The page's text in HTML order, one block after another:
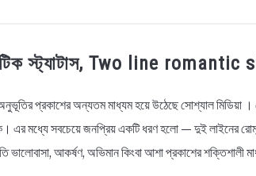
& LIFESTYLE BIOGRAPHY
BENGALI
স্ট্যাটাস, Two line
প্রকাশের অন্যতম মাধ্যম হয়ে উঠেছে সোশ্যাল মিডিয়া ।
এর মধ্যে সবচেয়ে জনপ্রিয় একটি ধরণ হলো — দুই লাইনের
ভালোবাসা, আকর্ষণ, অভিমান কিংবা আশা প্রকাশের শক্তিশালী